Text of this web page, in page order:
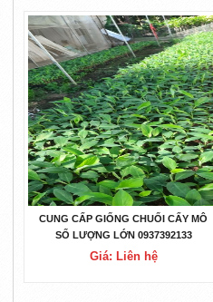
CUNG CẤP GIỐNG CHUỐI CẤY MÔ
SỐ LƯỢNG LỚN 0937392133
MS.HẰNG
Giá: Liên hệ